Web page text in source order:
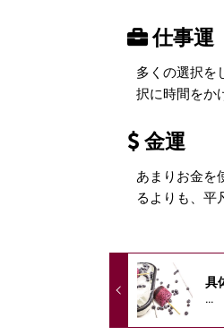
仕事運
多くの選択を
択に時間をか
金運
あまりお金を
るよりも、平
具
...